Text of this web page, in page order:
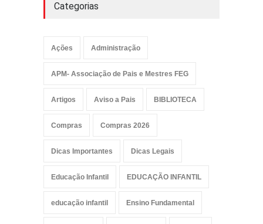
Categorias
Ações Administração
APM- Associação de Pais e Mestres FEG
Artigos Aviso a Pais BIBLIOTECA
Compras Compras 2026
Dicas Importantes Dicas Legais
Educação Infantil EDUCAÇÃO INFANTIL
educação infantil Ensino Fundamental